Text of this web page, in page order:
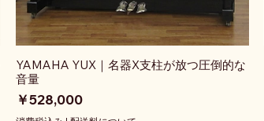
YAMAHA YUX｜名器X支柱が放つ圧倒的な
音量
価格
￥528,000